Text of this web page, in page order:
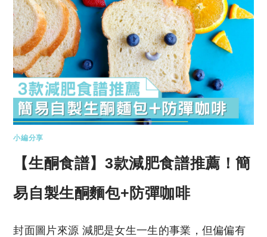
小編分享
【生酮食譜】3款減肥食譜推薦！簡
易自製生酮麵包+防彈咖啡
封面圖片來源 減肥是女生一生的事業，但偏偏有